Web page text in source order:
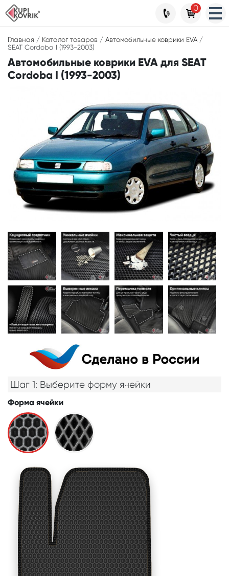
Главная / Каталог товаров / Автомобильные коврики EVA /
SEAT Cordoba I (1993-2003)
Автомобильные коврики EVA для SEAT
Cordoba I (1993-2003)
Шаг 1: Выберите форму ячейки
Форма ячейки
0